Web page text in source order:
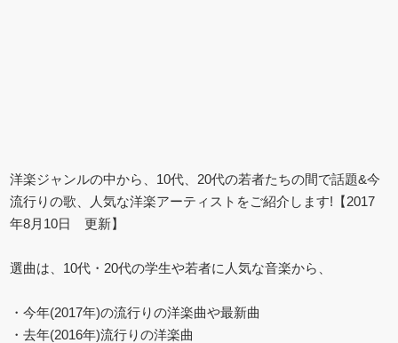
洋楽ジャンルの中から、10代、20代の若者たちの間で話題&今
流行りの歌、人気な洋楽アーティストをご紹介します!【2017
年8月10日 更新】
選曲は、10代・20代の学生や若者に人気な音楽から、
・今年(2017年)の流行りの洋楽曲や最新曲
・去年(2016年)流行りの洋楽曲